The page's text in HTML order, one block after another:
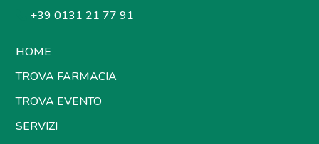
+39 0131 21 77 91
HOME
TROVA FARMACIA
TROVA EVENTO
SERVIZI